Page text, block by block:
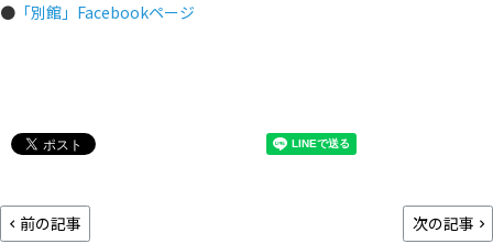
● 「別館」Facebookページ
前の記事 次の記事